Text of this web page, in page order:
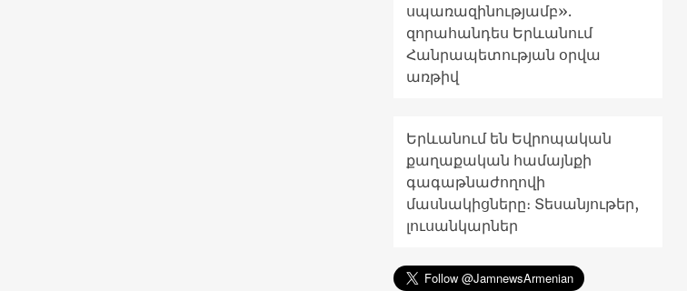
սպառազինությամբ».
զորահանդես Երևանում
Հանրապետության օրվա
առթիվ
Երևանում են Եվրոպական
քաղաքական համայնքի
գագաթնաժողովի
մասնակիցները։ Տեսանյութեր,
լուսանկարներ